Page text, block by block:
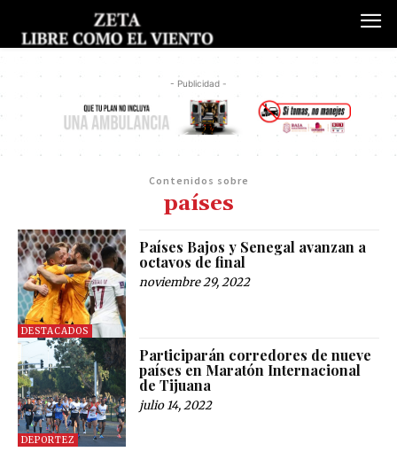
- Publicidad -
Contenidos sobre
países
DESTACADOS
Países Bajos y Senegal avanzan a
octavos de final
noviembre 29, 2022
DEPORTEZ
Participarán corredores de nueve
países en Maratón Internacional
de Tijuana
julio 14, 2022